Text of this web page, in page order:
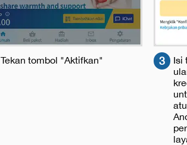
Tekan tombol "Aktifkan" 3
Isi